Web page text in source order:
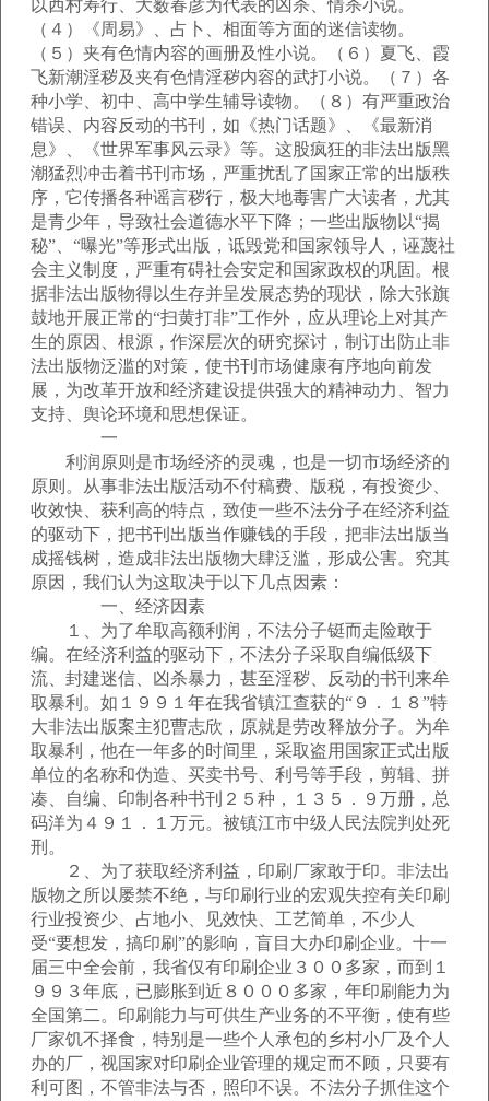
以西村寿行、大薮春彦为代表的凶杀、情杀小说。
（４）《周易》、占卜、相面等方面的迷信读物。
（５）夹有色情内容的画册及性小说。（６）夏飞、霞
飞新潮淫秽及夹有色情淫秽内容的武打小说。（７）各
种小学、初中、高中学生辅导读物。（８）有严重政治
错误、内容反动的书刊，如《热门话题》、《最新消
息》、《世界军事风云录》等。这股疯狂的非法出版黑
潮猛烈冲击着书刊市场，严重扰乱了国家正常的出版秩
序，它传播各种谣言秽行，极大地毒害广大读者，尤其
是青少年，导致社会道德水平下降；一些出版物以“揭
秘”、“曝光”等形式出版，诋毁党和国家领导人，诬蔑社
会主义制度，严重有碍社会安定和国家政权的巩固。根
据非法出版物得以生存并呈发展态势的现状，除大张旗
鼓地开展正常的“扫黄打非”工作外，应从理论上对其产
生的原因、根源，作深层次的研究探讨，制订出防止非
法出版物泛滥的对策，使书刊市场健康有序地向前发
展，为改革开放和经济建设提供强大的精神动力、智力
支持、舆论环境和思想保证。
一
利润原则是市场经济的灵魂，也是一切市场经济的
原则。从事非法出版活动不付稿费、版税，有投资少、
收效快、获利高的特点，致使一些不法分子在经济利益
的驱动下，把书刊出版当作赚钱的手段，把非法出版当
成摇钱树，造成非法出版物大肆泛滥，形成公害。究其
原因，我们认为这取决于以下几点因素：
一、经济因素
１、为了牟取高额利润，不法分子铤而走险敢于
编。在经济利益的驱动下，不法分子采取自编低级下
流、封建迷信、凶杀暴力，甚至淫秽、反动的书刊来牟
取暴利。如１９９１年在我省镇江查获的“９．１８”特
大非法出版案主犯曹志欣，原就是劳改释放分子。为牟
取暴利，他在一年多的时间里，采取盗用国家正式出版
单位的名称和伪造、买卖书号、利号等手段，剪辑、拼
凑、自编、印制各种书刊２５种，１３５．９万册，总
码洋为４９１．１万元。被镇江市中级人民法院判处死
刑。
２、为了获取经济利益，印刷厂家敢于印。非法出
版物之所以屡禁不绝，与印刷行业的宏观失控有关印刷
行业投资少、占地小、见效快、工艺简单，不少人
受“要想发，搞印刷”的影响，盲目大办印刷企业。十一
届三中全会前，我省仅有印刷企业３００多家，而到１
９９３年底，已膨胀到近８０００多家，年印刷能力为
全国第二。印刷能力与可供生产业务的不平衡，使有些
厂家饥不择食，特别是一些个人承包的乡村小厂及个人
办的厂，视国家对印刷企业管理的规定而不顾，只要有
利可图，不管非法与否，照印不误。不法分子抓住这个